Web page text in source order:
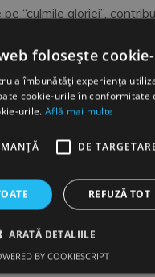
“culmile gloriei”,
mai mare de
nu au putut ridica
sistemul „cu
iar pana la
prin 2014 si probabil
publici si alti lucratori in
se cearta intre ei
folosește
a îmbunătăți experiența
cookie-urile în conformitate
urile. Află mai multe
DE
REFUZĂ TOT
ARATĂ DETALIILE
BY COOKIESCRIPT